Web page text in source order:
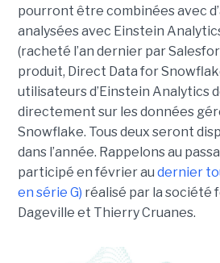
pourront être combinées avec
analysées avec Einstein
(racheté l’an dernier par
produit, Direct Data for
utilisateurs d’Einstein Analytics
directement sur les données
Snowflake. Tous deux seront
dans l’année. Rappelons au
participé en février au dernier
en série G) réalisé par la société
Dageville et Thierry Cruanes.